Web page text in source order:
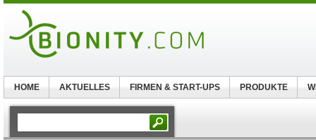
HOME AKTUELLES FIRMEN & START-UPS PRODUKTE